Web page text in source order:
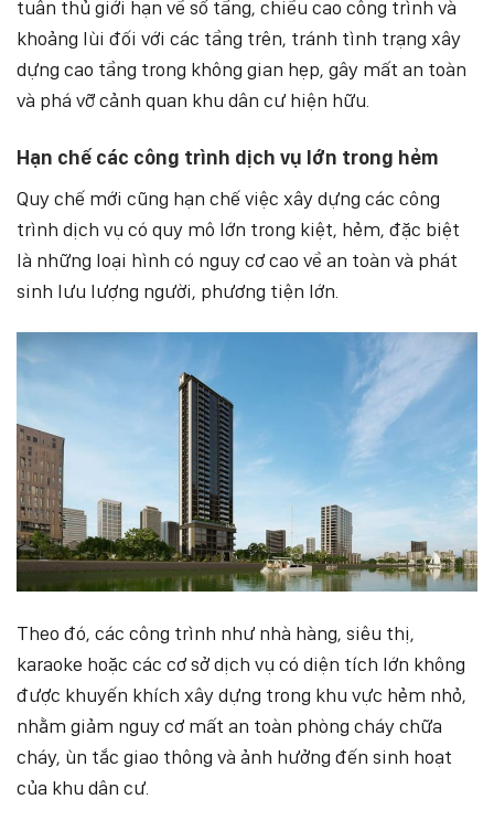
tuân thủ giới hạn về số tầng, chiều cao công trình và
khoảng lùi đối với các tầng trên, tránh tình trạng xây
dựng cao tầng trong không gian hẹp, gây mất an toàn
và phá vỡ cảnh quan khu dân cư hiện hữu.
Hạn chế các công trình dịch vụ lớn trong hẻm
Quy chế mới cũng hạn chế việc xây dựng các công
trình dịch vụ có quy mô lớn trong kiệt, hẻm, đặc biệt
là những loại hình có nguy cơ cao về an toàn và phát
sinh lưu lượng người, phương tiện lớn.
Theo đó, các công trình như nhà hàng, siêu thị,
karaoke hoặc các cơ sở dịch vụ có diện tích lớn không
được khuyến khích xây dựng trong khu vực hẻm nhỏ,
nhằm giảm nguy cơ mất an toàn phòng cháy chữa
cháy, ùn tắc giao thông và ảnh hưởng đến sinh hoạt
của khu dân cư.